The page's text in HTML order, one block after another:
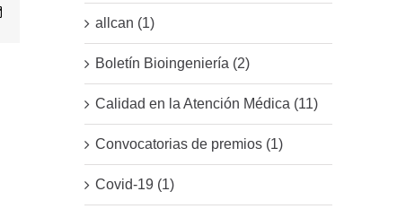
Email
allcan (1)
Boletín Bioingeniería (2)
Calidad en la Atención Médica (11)
Convocatorias de premios (1)
Covid-19 (1)